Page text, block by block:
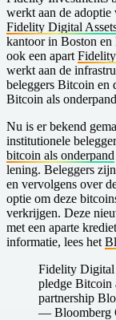
werkt aan de adoptie
Fidelity Digital
kantoor in Boston
ook een apart
werkt aan de
beleggers Bitcoin en
Bitcoin als
Nu is er bekend
institutionele
bitcoin als onderpand
lening. Beleggers
en vervolgens over
optie om deze
verkrijgen. Deze
met een aparte
informatie, lees het
Fidelity Digital
pledge Bitcoin
partnership
— Bloomberg